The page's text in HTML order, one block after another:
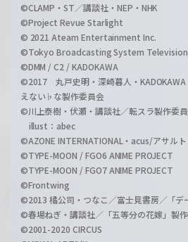
©CLAMP・ST／講談社・NEP・NHK
©Project Revue Starlight
© 2021 Ateam Entertainment Inc.
©Tokyo Broadcasting System
©DMM / C2 / KADOKAWA
©2017 丸戸史明・深崎暮人・
えない♭な製作委員会
©川上泰樹・伏瀬・講談社／転スラ製作委
illust：abec
©AZONE INTERNATIONAL・acus/アサル
©TYPE-MOON / FGO6 ANIME PROJECT
©TYPE-MOON / FGO7 ANIME PROJECT
©Frontwing
©2013 橘公司・つなこ／富士見書房／「デ
©春場ねぎ・講談社／「五等分の花嫁」製作
©2001-2020 CIRCUS